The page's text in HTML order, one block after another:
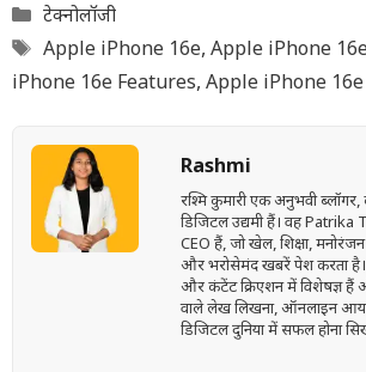
Categories
टेक्नोलॉजी
Tags
Apple iPhone 16e, Apple iPhone
iPhone 16e Features, Apple iPhone
Rashmi
रश्मि कुमारी एक अनुभवी
डिजिटल उद्यमी हैं। वह
CEO हैं, जो खेल, शिक्षा, मनोरंजन
और भरोसेमंद खबरें पेश करता है।
और कंटेंट क्रिएशन में विशेषज्ञ हैं
वाले लेख लिखना, ऑनलाइन
डिजिटल दुनिया में सफल होना